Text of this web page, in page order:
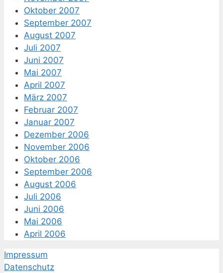
Oktober 2007
September 2007
August 2007
Juli 2007
Juni 2007
Mai 2007
April 2007
März 2007
Februar 2007
Januar 2007
Dezember 2006
November 2006
Oktober 2006
September 2006
August 2006
Juli 2006
Juni 2006
Mai 2006
April 2006
Impressum
Datenschutz